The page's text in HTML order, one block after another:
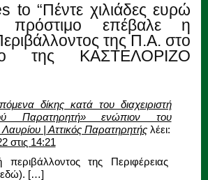
to “Πέντε χιλιάδες ευρώ
επέβαλε η
της Π.Α. στο
της ΚΑΣΤΕΛΟΡΙΖΟ
δίκης κατά του διαχειριστή
Παρατηρητή» ενώπιον του
Λαυρίου | Αττικός Παρατηρητής λέει:
στις 14:21
της Περιφέρειας
εδώ). […]